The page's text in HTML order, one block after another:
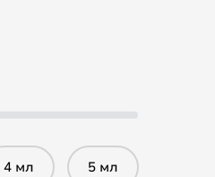
4 мл 5 мл